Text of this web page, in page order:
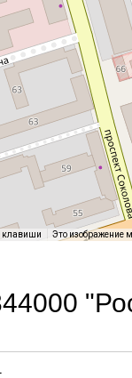
клавиши Это изображение